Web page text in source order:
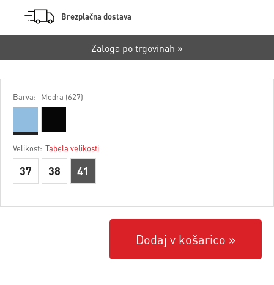
Brezplačna dostava
Zaloga po trgovinah »
Barva: Modra (627)
Velikost: Tabela velikosti
37 38 41
Dodaj v košarico